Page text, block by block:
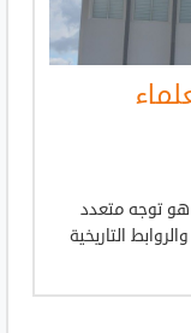
هو توجه متعدد
التاريخية